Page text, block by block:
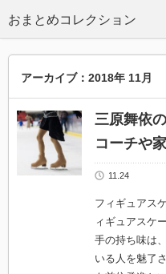
アーカイブ：2018年 11月
三原舞依
コーチや
11.24
フィギュアス
ィギュアスケ
手の持ち味は
いる人を魅了